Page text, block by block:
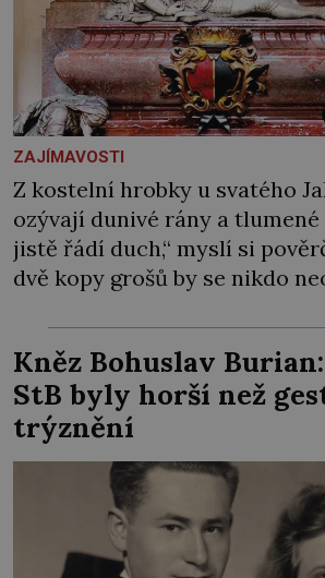
ZAJÍMAVOSTI
Z kostelní hrobky u svatého
ozývají dunivé rány a tlumené
jistě řádí duch,“ myslí si
dvě kopy grošů by se nikdo
raději jen skrápí svěcenou
dní divné burácení skutečně
mnoho let později hrobku […]
Kněz Bohuslav
StB byly horší než
trýznění